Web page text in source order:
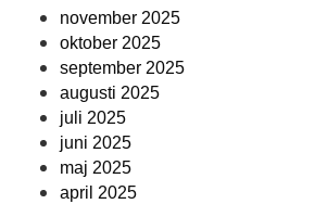
november 2025
oktober 2025
september 2025
augusti 2025
juli 2025
juni 2025
maj 2025
april 2025